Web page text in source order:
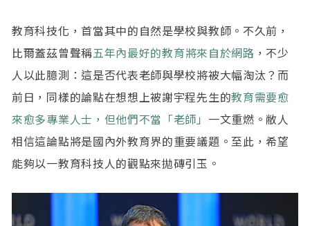
教育科技化，首當其中的自然是學校與教師。不久前，
比爾蓋茲曾聲稱​五年內最好的教育將來自於網路​ ，不少
人以此臆測：這是否代表老師與學校將被大幅淘汰？而
前日，同樣的論點在想想上被謝宇程先生的​教育需要愈
來愈多專業人士，但他們不當「老師」 ​一文重燃。敝人
相信這論點將是國內外教育界的重要議題。至此，希望
能夠以一教育科技人的觀點來拋磚引玉。